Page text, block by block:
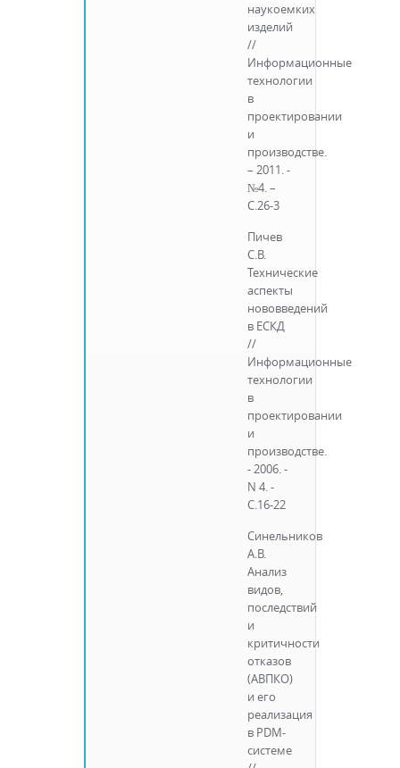
наукоемких
изделий
//
Информационные
технологии
в
проектировании
и
производстве.
– 2011. -
№4. –
С.26-3
Пичев
С.В.
Технические
аспекты
нововведений
в ЕСКД
//
Информационные
технологии
в
проектировании
и
производстве.
- 2006. -
N 4. -
С.16-22
Синельников
А.В.
Анализ
видов,
последствий
и
критичности
отказов
(АВПКО)
и его
реализация
в PDM-
системе